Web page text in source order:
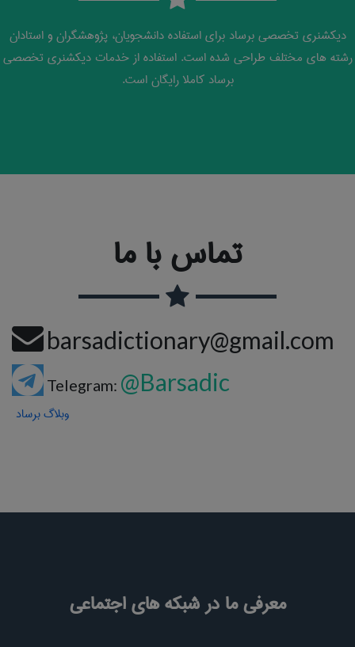
دیکشنری تخصصی برساد برای استفاده دانشجویان، پژوهشگران و استادان
رشته های مختلف طراحی شده است. استفاده از خدمات دیکشنری تخصصی
برساد کاملا رایگان است.
تماس با ما
barsadictionary@gmail.com
Telegram: @Barsadic
وبلاگ برساد
معرفی ما در شبکه های اجتماعی